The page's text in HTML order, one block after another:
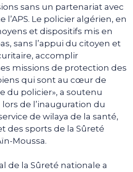
sans un partenariat avec
l’APS. Le policier algérien, en
et dispositifs mis en
sans l’appui du citoyen et
accomplir
missions de protection des
qui sont au cœur de
du policier», a soutenu
de l’inauguration du
de wilaya de la santé,
des sports de la Sûreté
Moussa.
de la Sûreté nationale a